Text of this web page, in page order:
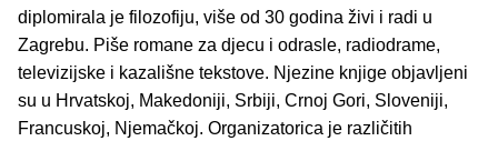
diplomirala je filozofiju, više od 30 godina živi i radi u
Zagrebu. Piše romane za djecu i odrasle, radiodrame,
televizijske i kazališne tekstove. Njezine knjige objavljeni
su u Hrvatskoj, Makedoniji, Srbiji, Crnoj Gori, Sloveniji,
Francuskoj, Njemačkoj. Organizatorica je različitih